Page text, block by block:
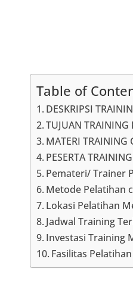
Table of
DESKRIPSI
TUJUAN
MATERI
PESERTA
Pemateri/ Trainer
Metode Pelatihan
Lokasi Pelatihan
Jadwal Training
Investasi Training
Fasilitas